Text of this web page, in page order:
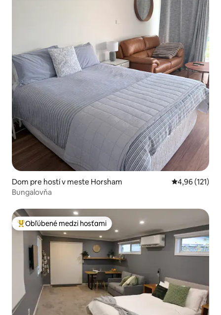
Dom pre hostí v meste Horsham Priemerné
4,96 (121)
Bungalovňa
Najobľúbenejšie medzi hosťami
Obľúbené medzi hosťami